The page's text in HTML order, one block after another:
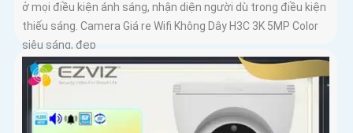
ở mọi điều kiện ánh sáng, nhận diện người dù trong điều kiện
thiếu sáng. Camera Giá re Wifi Không Dây H3C 3K 5MP Color
siêu sáng, đẹp